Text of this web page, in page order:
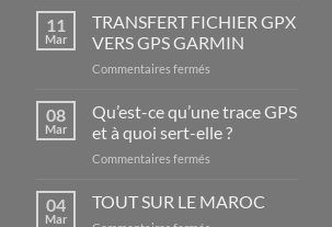
PLUS
BEAUX
LIEUX
11
Mar
TRANSFERT FICHIER GPX
VERS GPS GARMIN
Commentaires fermés
FICHIER
GPX
VERS
08
Mar
Qu’est-ce qu’une trace GPS
et à quoi sert-elle ?
Commentaires fermés
ce
qu’une
04
Mar
TOUT SUR LE MAROC